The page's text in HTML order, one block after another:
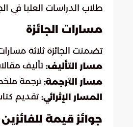
طلاب الدراسات العليا في
مسارات الجائزة
تضمنت الجائزة ثلاثة
مسار التأليف: تأليف
مسار الترجمة: ترجمة
المسار الإثرائي: تقديم
جوائز قيمة للفائزين